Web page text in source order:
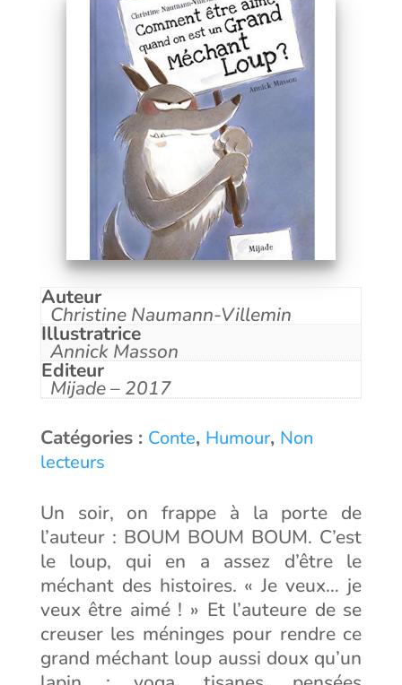
Auteur
Christine Naumann-Villemin
Illustratrice
Annick Masson
Editeur
Mijade – 2017
Catégories : Conte, Humour, Non
lecteurs
Un soir, on frappe à la porte de
l’auteur : BOUM BOUM BOUM. C’est
le loup, qui en a assez d’être le
méchant des histoires. « Je veux… je
veux être aimé ! » Et l’auteure de se
creuser les méninges pour rendre ce
grand méchant loup aussi doux qu’un